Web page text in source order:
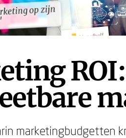
op zijn
op zijn
marketingbudgetten